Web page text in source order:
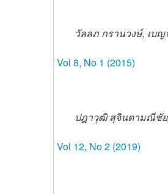
วัลลภ กรานวงษ์, เบ
Vol 8, No 1 (2015)
ปฎาวุฒิ สุจินดามณีชั
Vol 12, No 2 (2019)